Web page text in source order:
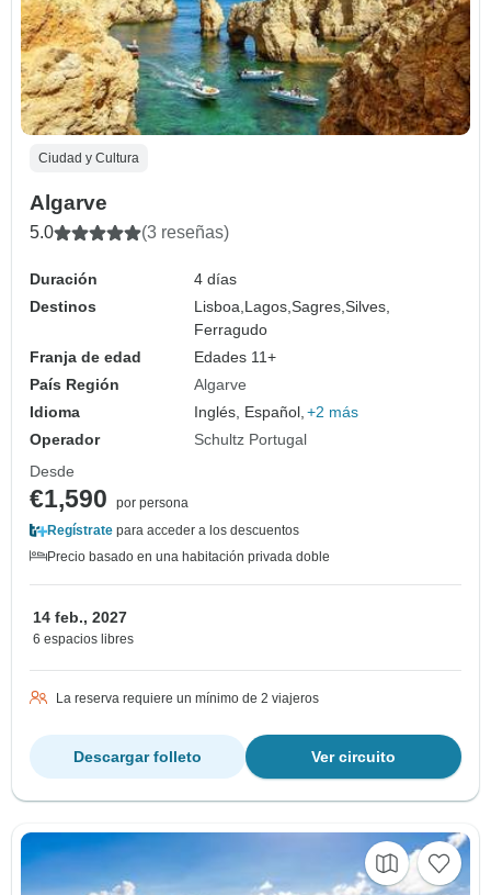
Ciudad y Cultura
Algarve
5.0 (3 reseñas)
Duración
4 días
Destinos
Lisboa, Lagos,Sagres,Silves,
Ferragudo
Franja de edad
Edades 11+
País Región
Algarve
Idioma
Inglés, Español, +2 más
Operador
Schultz Portugal
Desde
€1,590
por persona
Regístrate para acceder a los descuentos
Precio basado en una habitación privada doble
14 feb., 2027
6 espacios libres
La reserva requiere un mínimo de 2 viajeros
Ver circuito
Descargar folleto